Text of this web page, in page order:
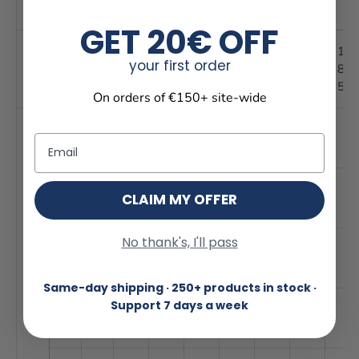
1
1
5
1
6
1
6
1
1
1
8
5
0
S S S
S S S
S
GET 20€ OFF
your first order
On orders of €150+ site-wide
Email
CLAIM MY OFFER
No thank's, I'll pass
Same-day shipping · 250+ products in stock ·
Support 7 days a week